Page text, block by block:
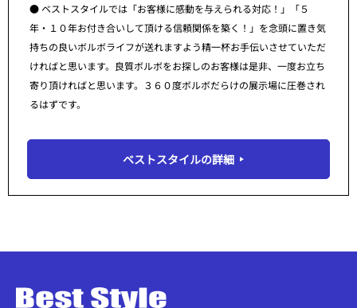
● ベストスタイルでは「お客様に感動を与えられる対応！」「５
年・１０年お付き合いして頂ける信頼関係を築く！」を念頭に置き気
持ちの良いボルボライフが送れますよう精一杯お手伝いさせていただ
ければと思います。良質ボルボをお探しのお客様は是非、一度お立ち
寄り頂ければと思います。３６０度ボルボだらけの展示場に圧巻され
るはずです。
ベストスタイルの詳細